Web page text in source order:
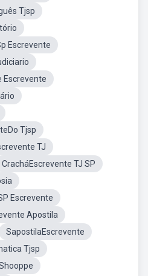
Tjsp
Escrevente
Escrevente
Tjsp
TJ
CracháEscrevente TJ SP
Escrevente
Apostila
SapostilaEscrevente
Tjsp